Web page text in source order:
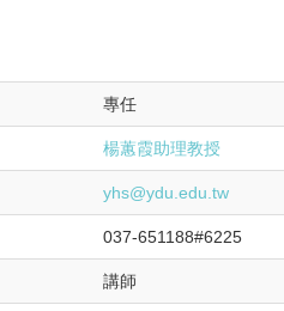
專任
楊蕙霞助理教授
yhs@ydu.edu.tw
037-651188#6225
講師